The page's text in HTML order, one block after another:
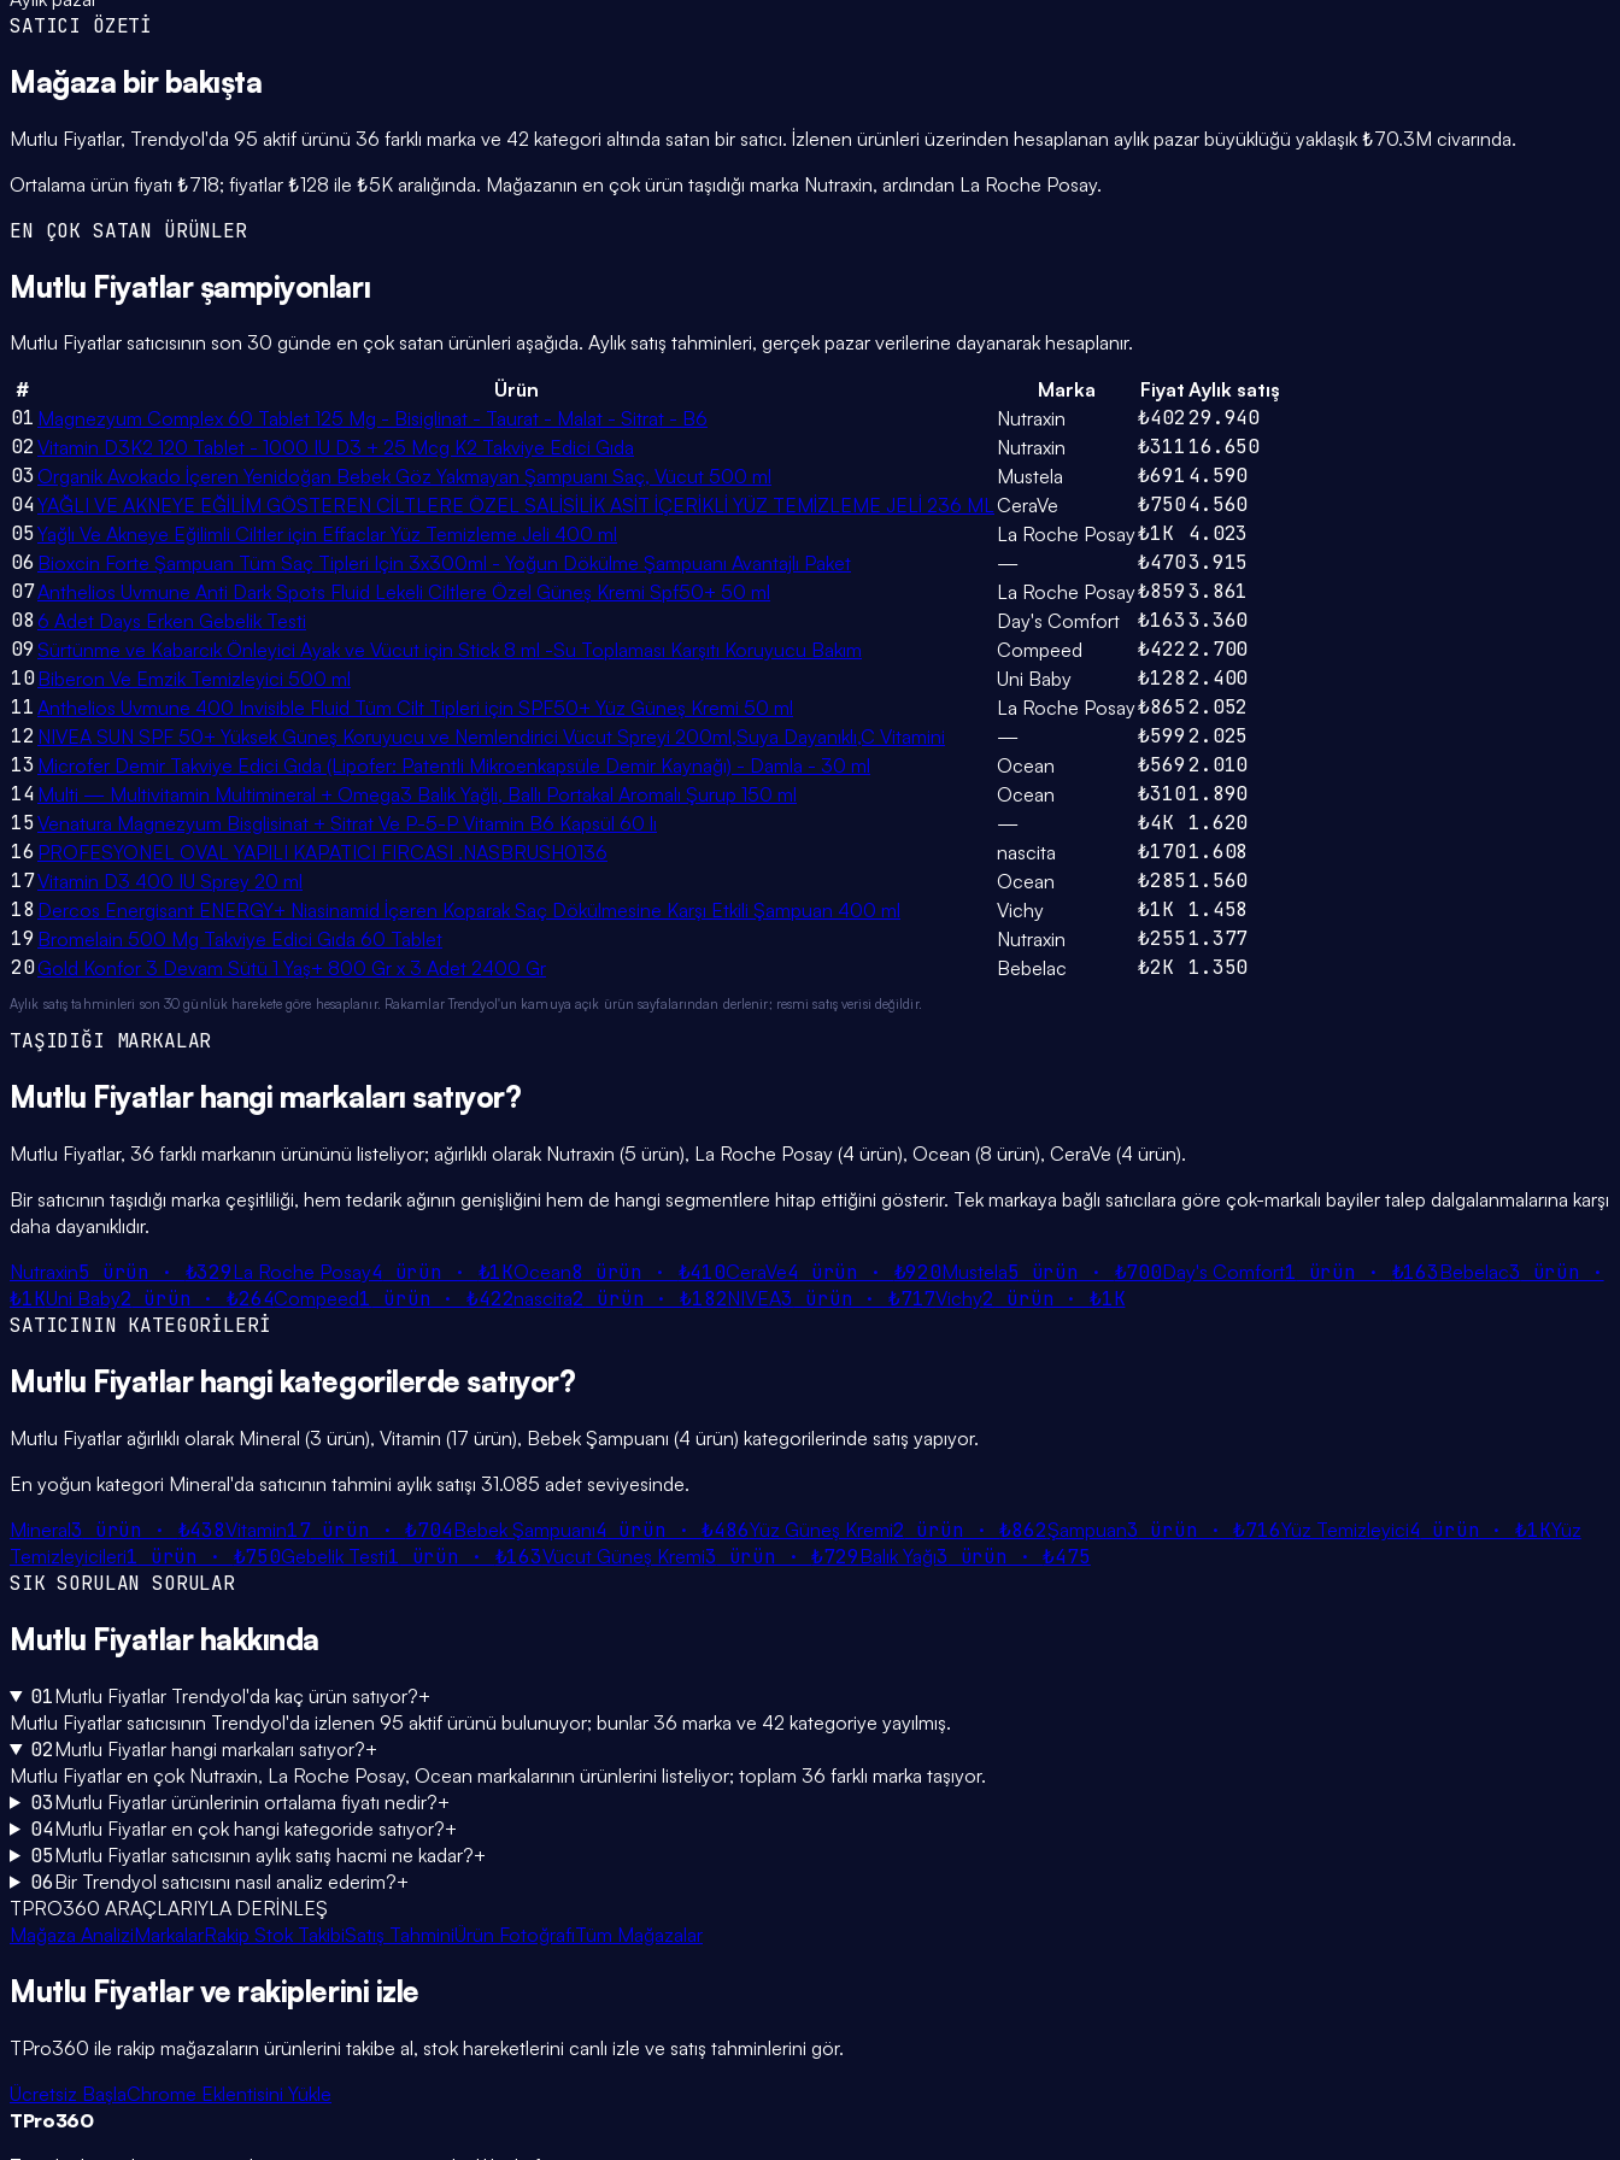
SATICI ÖZETİ
Mağaza bir bakışta
Mutlu Fiyatlar, Trendyol'da 95 aktif ürünü 36 farklı marka ve 42 kategori altında satan bir satıcı. İzlenen ürünleri üzerinden hesaplanan aylık pazar büyüklüğü yaklaşık ₺70.3M civarında.
Ortalama ürün fiyatı ₺718; fiyatlar ₺128 ile ₺5K aralığında. Mağazanın en çok ürün taşıdığı marka Nutraxin, ardından La Roche Posay.
EN ÇOK SATAN ÜRÜNLER
Mutlu Fiyatlar şampiyonları
Mutlu Fiyatlar satıcısının son 30 günde en çok satan ürünleri aşağıda. Aylık satış tahminleri, gerçek pazar verilerine dayanarak hesaplanır.
#
Ürün Marka Fiyat Aylık satış
01 Magnezyum Complex 60 Tablet 125 Mg - Bisiglinat - Taurat - Malat - Sitrat - B6 Nutraxin ₺40229.940
02 Vitamin D3K2 120 Tablet - 1000 IU D3 + 25 Mcg K2 Takviye Edici Gıda Nutraxin ₺311 16.650
03 Organik Avokado İçeren Yenidoğan Bebek Göz Yakmayan Şampuanı Saç, Vücut 500 ml Mustela ₺691 4.590
04YAĞLI VE AKNEYE EĞİLİM GÖSTEREN CİLTLERE ÖZEL SALİSİLİK ASİT İÇERİKLİ YÜZ TEMİZLEME JELİ 236 MLCeraVe ₺7504.560
05Yağlı Ve Akneye Eğilimli Ciltler için Effaclar Yüz Temizleme Jeli 400 ml La Roche Posay₺1K
4.023
06 Bioxcin Forte Şampuan Tüm Saç Tipleri Için 3x300ml - Yoğun Dökülme Şampuanı Avantajlı Paket — ₺4703.915
07Anthelios Uvmune Anti Dark Spots Fluid Lekeli Ciltlere Özel Güneş Kremi Spf50+ 50 ml La Roche Posay₺8593.861
08 6 Adet Days Erken Gebelik Testi Day's Comfort ₺1633.360
09 Sürtünme ve Kabarcık Önleyici Ayak ve Vücut için Stick 8 ml -Su Toplaması Karşıtı Koruyucu Bakım Compeed ₺4222.700
10Biberon Ve Emzik Temizleyici 500 ml Uni Baby ₺1282.400
11 Anthelios Uvmune 400 Invisible Fluid Tüm Cilt Tipleri için SPF50+ Yüz Güneş Kremi 50 ml La Roche Posay₺8652.052
12 NIVEA SUN SPF 50+ Yüksek Güneş Koruyucu ve Nemlendirici Vücut Spreyi 200ml,Suya Dayanıklı,C Vitamini — ₺5992.025
13 Microfer Demir Takviye Edici Gıda (Lipofer: Patentli Mikroenkapsüle Demir Kaynağı) - Damla - 30 ml Ocean ₺5692.010
14 Multi — Multivitamin Multimineral + Omega3 Balık Yağlı, Ballı Portakal Aromalı Şurup 150 ml Ocean ₺3101.890
15Venatura Magnezyum Bisglisinat + Sitrat Ve P-5-P Vitamin B6 Kapsül 60 lı — ₺4K
1.620
16 PROFESYONEL OVAL YAPILI KAPATICI FIRCASI .NASBRUSH0136 nascita ₺1701.608
17Vitamin D3 400 IU Sprey 20 ml Ocean ₺2851.560
18 Dercos Energisant ENERGY+ Niasinamid İçeren Koparak Saç Dökülmesine Karşı Etkili Şampuan 400 ml Vichy ₺1K
1.458
19 Bromelain 500 Mg Takviye Edici Gıda 60 Tablet Nutraxin ₺2551.377
20Gold Konfor 3 Devam Sütü 1 Yaş+ 800 Gr x 3 Adet 2400 Gr Bebelac ₺2K 1.350
Aylık satış tahminleri son 30 günlük harekete göre hesaplanır. Rakamlar Trendyol'un kamuya açık ürün sayfalarından derlenir; resmi satış verisi değildir.
TAŞIDIĞI MARKALAR
Mutlu Fiyatlarhangi markaları satıyor?
Mutlu Fiyatlar, 36 farklı markanın ürününü listeliyor; ağırlıklı olarak Nutraxin (5 ürün), La Roche Posay (4 ürün), Ocean (8 ürün), CeraVe (4 ürün).
Bir satıcının taşıdığı marka çeşitliliği, hem tedarik ağının genişliğini hem de hangi segmentlere hitap ettiğini gösterir. Tek markaya bağlı satıcılara göre çok-markalı bayiler talep dalgalanmalarına karşı
daha dayanıklıdır.
Nutraxin5 ürün · ₺329La Roche Posay4 ürün · ₺1KOcean8 ürün · ₺410CeraVe4 ürün · ₺920Mustela5 ürün · ₺700Day's Comfort1 ürün · ₺163Bebelac3 ürün ·
₺1KUni Baby2 ürün ·₺264Compeed1 ürün ·₺422nascita2 ürün ·₺182NIVEA3 ürün · ₺717Vichy2 ürün · ₺1K
SATICININ KATEGORİLERİ
Mutlu Fiyatlarhangi kategorilerde satıyor?
Mutlu Fiyatlar ağırlıklı olarak Mineral (3 ürün), Vitamin (17 ürün), Bebek Şampuanı (4 ürün) kategorilerinde satış yapıyor.
En yoğun kategori Mineral'da satıcının tahmini aylık satışı 31.085 adet seviyesinde.
Mineral3 ürün · ₺438Vitamin17ürün ·₺704Bebek Şampuanı4 ürün ·₺486Yüz Güneş Kremi2 ürün ·₺862Şampuan3 ürün ·₺716Yüz Temizleyici4 ürün ·₺1KYüz
Temizleyicileri1 ürün · ₺750Gebelik Testi1 ürün · ₺163Vücut Güneş Kremi3 ürün ·₺729Balık Yağı3 ürün ·₺475
SIK SORULAN SORULAR
Mutlu Fiyatlarhakkında
01Mutlu Fiyatlar Trendyol'da kaç ürün satıyor?+
Mutlu Fiyatlar satıcısının Trendyol'da izlenen 95 aktif ürünü bulunuyor; bunlar 36 marka ve 42 kategoriye yayılmış.
02Mutlu Fiyatlar hangi markaları satıyor?+
Mutlu Fiyatlar en çok Nutraxin, La Roche Posay, Ocean markalarının ürünlerini listeliyor; toplam 36 farklı marka taşıyor.
03Mutlu Fiyatlar ürünlerinin ortalama fiyatı nedir?+
04Mutlu Fiyatlar en çok hangi kategoride satıyor?+
05Mutlu Fiyatlar satıcısının aylık satış hacmi ne kadar?+
06Bir Trendyol satıcısını nasıl analiz ederim?+
TPRO360 ARAÇLARIYLA DERİNLEŞ
Mağaza AnaliziMarkalarRakip Stok TakibiSatış TahminiÜrün FotoğrafıTüm Mağazalar
Mutlu Fiyatlarve rakiplerini izle
TPro360 ile rakip mağazaların ürünlerini takibe al, stok hareketlerini canlı izle ve satış tahminlerini gör.
Ücretsiz BaşlaChrome Eklentisini Yükle
TPro360